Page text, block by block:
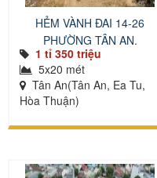
HẺM VÀNH ĐAI 14-26
PHƯỜNG TÂN AN.
1 tỉ 350 triệu
5x20 mét
Tân An(Tân An, Ea Tu,
Hòa Thuận)